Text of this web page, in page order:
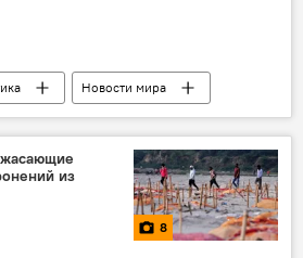
Новости мира
из
8